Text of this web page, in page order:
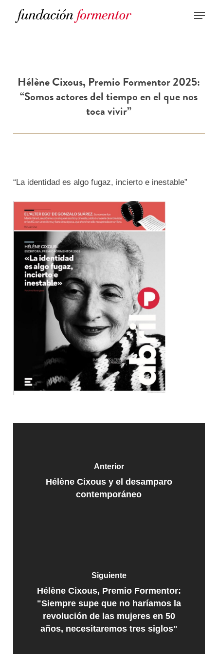
Hélène Cixous, Premio Formentor 2025:
“Somos actores del tiempo en el que nos
toca vivir”
“La identidad es algo fugaz, incierto e inestable”
Anterior
Hélène Cixous y el desamparo
contemporáneo
Siguiente
Hélène Cixous, Premio Formentor:
"Siempre supe que no haríamos la
revolución de las mujeres en 50
años, necesitaremos tres siglos"